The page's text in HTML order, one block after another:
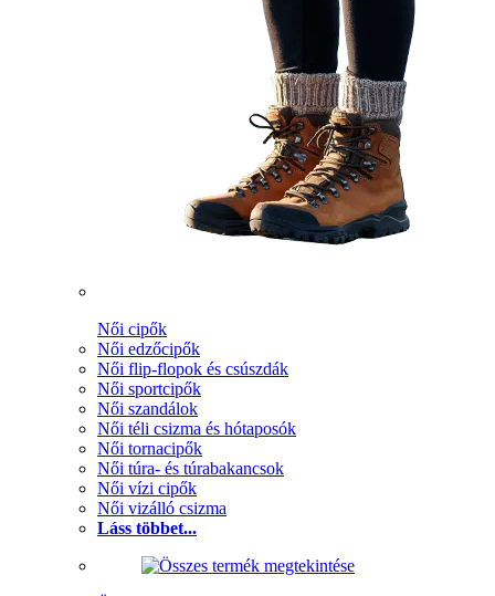
Női cipők
Női edzőcipők
Női flip-flopok és csúszdák
Női sportcipők
Női szandálok
Női téli csizma és hótaposók
Női tornacipők
Női túra- és túrabakancsok
Női vízi cipők
Női vizálló csizma
Láss többet...